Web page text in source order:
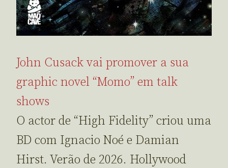
John Cusack vai promover a sua
graphic novel “Momo” em talk
shows
O actor de “High Fidelity” criou uma
BD com Ignacio Noé e Damian
Hirst. Verão de 2026. Hollywood